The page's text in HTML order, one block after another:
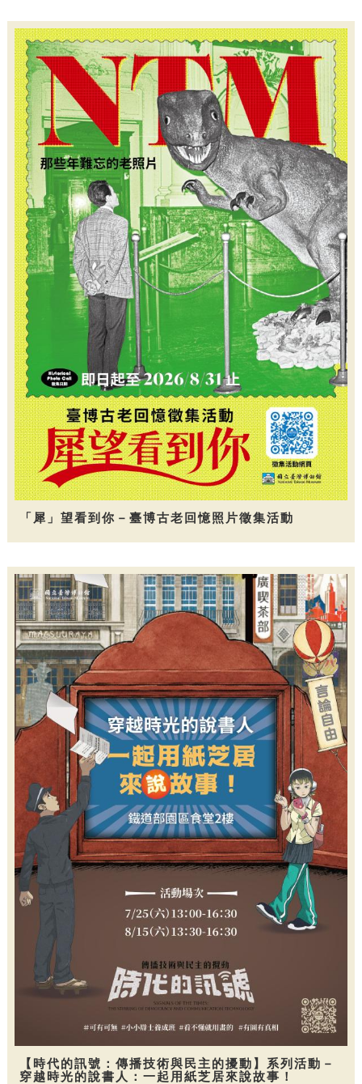
「犀」望看到你－臺博古老回憶照片徵集活動
【時代的訊號：傳播技術與民主的擾動】系列活動－
穿越時光的說書人：一起用紙芝居來說故事！